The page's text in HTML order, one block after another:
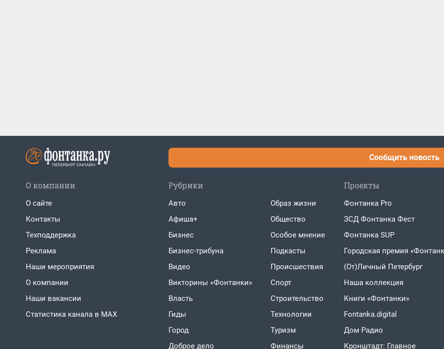
Сообщить новость
О компании
О сайте
Контакты
Техподдержка
Реклама
Наши мероприятия
О компании
Наши вакансии
Статистика канала в MAX
Рубрики
Авто
Афиша+
Бизнес
Бизнес-трибуна
Видео
Викторины «Фонтанки»
Власть
Гиды
Город
Доброе дело
Образ жизни
Общество
Особое мнение
Подкасты
Проиcшествия
Спорт
Строительство
Технологии
Туризм
Финансы
Проекты
Фонтанка Pro
ЗСД Фонтанка Фест
Фонтанка SUP
Городская премия
(От)Личный Петербург
Наша коллекция
Книги «Фонтанки»
Fontanka.digital
Дом Радио
Кронштадт: Главное